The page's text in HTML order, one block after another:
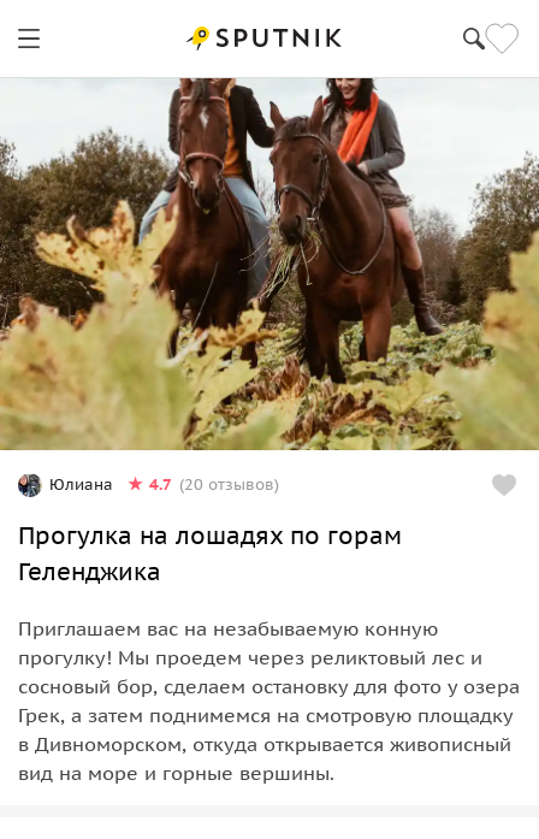
Юлиана 4.7 (20 отзывов)
Прогулка на лошадях по горам
Геленджика
Приглашаем вас на незабываемую конную
прогулку! Мы проедем через реликтовый лес и
сосновый бор, сделаем остановку для фото у озера
Грек, а затем поднимемся на смотровую площадку
в Дивноморском, откуда открывается живописный
вид на море и горные вершины.